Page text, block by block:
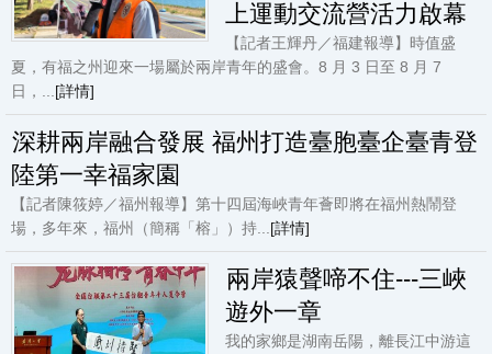
上運動交流營活力啟幕
【記者王輝丹／福建報導】時值盛
夏，有福之州迎來一場屬於兩岸青年的盛會。8 月 3 日至 8 月 7
日，... [詳情]
深耕兩岸融合發展 福州打造臺胞臺企臺青登
陸第一幸福家園
【記者陳筱婷／福州報導】第十四屆海峽青年薈即將在福州熱鬧登
場，多年來，福州（簡稱「榕」）持... [詳情]
兩岸猿聲啼不住---三峽
遊外一章
我的家鄉是湖南岳陽，離長江中游這